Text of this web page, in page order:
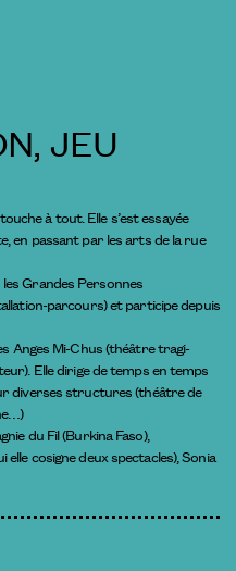
JEU
à tout. Elle s’est essayée
en passant par les arts de la rue
Grandes Personnes
parcours) et participe depuis
Anges Mi-Chus (théâtre tragi-
Elle dirige de temps en temps
diverses structures (théâtre de
du Fil (Burkina Faso),
elle cosigne deux spectacles), Sonia